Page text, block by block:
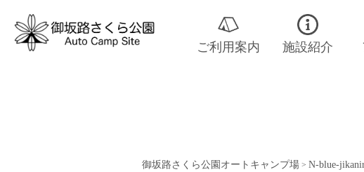
ご利用案内 施設紹介
御坂路さくら公園オートキャンプ場> N-blue-